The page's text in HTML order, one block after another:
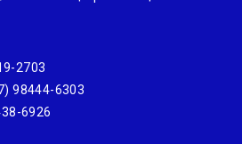
2703
98444-6303
6926